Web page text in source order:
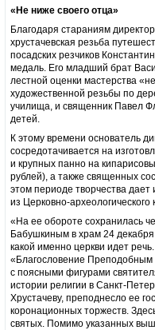
«Не ниже своего отца»
Благодаря стараниям
хрустачевская резьба
посадских резчиков
медаль. Его младший брат
лестной оценки мастерства
художественной резьбы по
училища, и священник Павел
детей.
К этому времени основатель
сосредотачивается на
и крупных панно на
рублей), а также священных
этом периоде творчества
из Церковно-
«На ее обороте сохранилась
Бабушкиным в храм 24
какой именно церкви идет
«Благословение Преподобным
с поясными фигурами
истории религии в Санкт-
Хрустачеву, преподнесло ее
коронационных торжеств.
святых. Помимо указанных